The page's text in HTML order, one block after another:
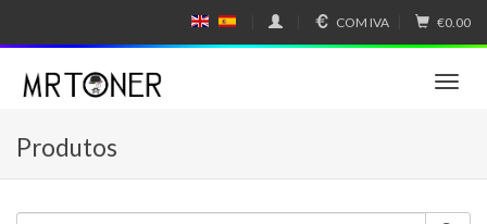
N
SP
COM IVA €0.00
T
n
Produtos